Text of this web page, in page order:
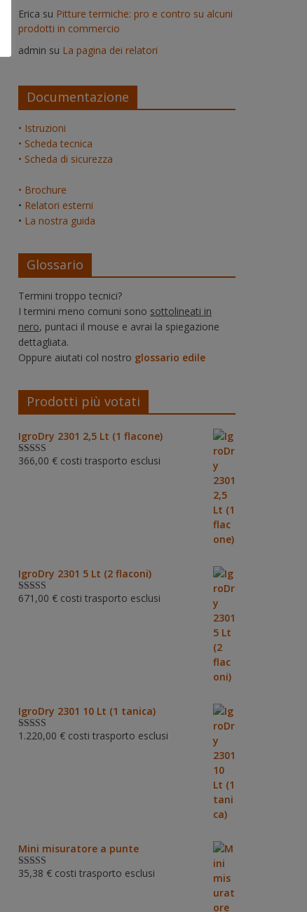
Erica su Pitture termiche: pro e contro su alcuni
prodotti in commercio
admin su La pagina dei relatori
Documentazione
• Istruzioni
• Scheda tecnica
• Scheda di sicurezza
• Brochure
• Relatori esterni
• La nostra guida
Glossario
Termini troppo tecnici?
I termini meno comuni sono sottolineati in
nero, puntaci il mouse e avrai la spiegazione
dettagliata.
Oppure aiutati col nostro glossario edile
Prodotti più votati
IgroDry 2301 2,5 Lt (1 flacone)
Valutato5.00
366,00 € costi trasporto esclusi
IgroDry 2301 5 Lt (2 flaconi)
Valutato5.00
671,00 € costi trasporto esclusi
IgroDry 2301 10 Lt (1 tanica)
Valutato5.00
1.220,00 € costi trasporto esclusi
Mini misuratore a punte
Valutat
35,38 € costi trasporto esclusi